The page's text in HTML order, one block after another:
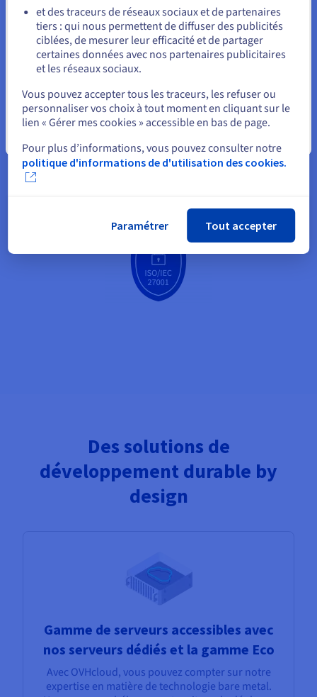
Des solutions de
développement durable by
design
Gamme de serveurs accessibles avec
nos serveurs dédiés et la gamme Eco
Avec OVHcloud, vous pouvez compter sur notre
expertise en matière de technologie bare metal.
Rester sur le site actuel
Sélectionner un autre site web
et des traceurs de réseaux sociaux et de partenaires
tiers : qui nous permettent de diffuser des publicités
ciblées, de mesurer leur efficacité et de partager
certaines données avec nos partenaires publicitaires
et les réseaux sociaux.
Vous pouvez accepter tous les traceurs, les refuser ou
personnaliser vos choix à tout moment en cliquant sur le
lien « Gérer mes cookies » accessible en bas de page.
Pour plus d’informations, vous pouvez consulter notre
politique d'informations de d'utilisation des cookies.
Paramétrer Tout accepter